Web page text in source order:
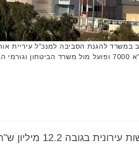
במשרד להגנת הסביבה למנכ"ל עיריית
…
12.2 מיליון ש"ח